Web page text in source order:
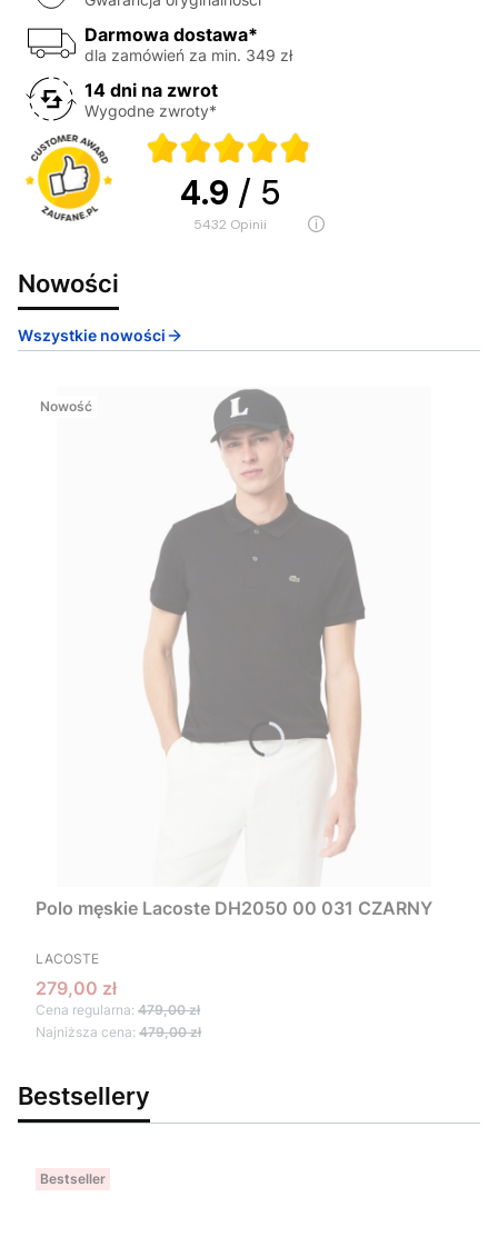
Darmowa dostawa*
dla zamówień za min. 349 zł
14 dni na zwrot
Wygodne zwroty*
4.9 / 5
5432 opinii
Nowości
Wszystkie nowości
Nowość
Polo męskie Lacoste DH2050 00 031 CZARNY
PRODUCENT
LACOSTE
Cena promocyjna
279,00 zł
Cena regularna: 479,00 zł
Najniższa cena: 479,00 zł
Bestsellery
Bestseller